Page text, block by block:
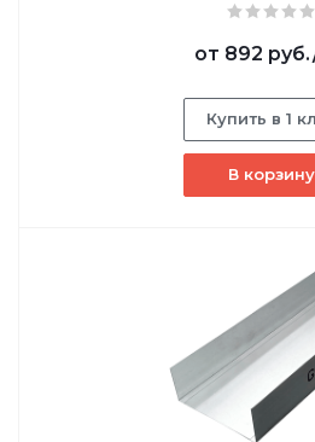
от 892 руб.
Купить в 1
В корзину